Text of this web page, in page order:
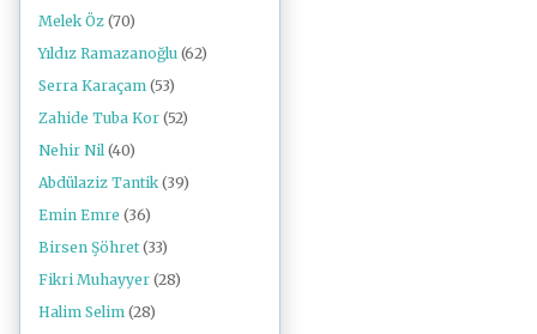
Melek Öz (70)
Yıldız Ramazanoğlu (62)
Serra Karaçam (53)
Zahide Tuba Kor (52)
Nehir Nil (40)
Abdülaziz Tantik (39)
Emin Emre (36)
Birsen Şöhret (33)
Fikri Muhayyer (28)
Halim Selim (28)